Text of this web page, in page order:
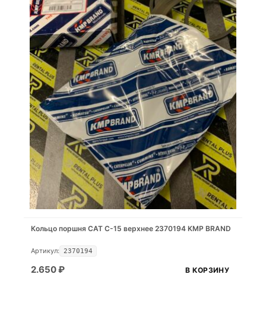
Кольцо поршня САТ С-15 верхнее 2370194 KMP BRAND
Артикул: 2370194
2.650₽ В КОРЗИНУ